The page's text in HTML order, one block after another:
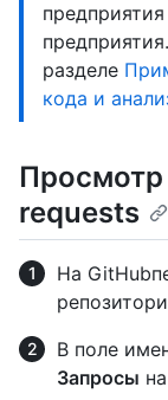
разделе
кода и
requests
На
В поле
Запросы